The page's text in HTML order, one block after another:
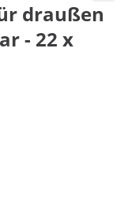
draußen
- 22 x